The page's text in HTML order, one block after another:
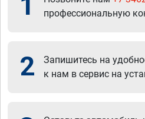
профессиональную
2
Запишитесь на
к нам в сервис на